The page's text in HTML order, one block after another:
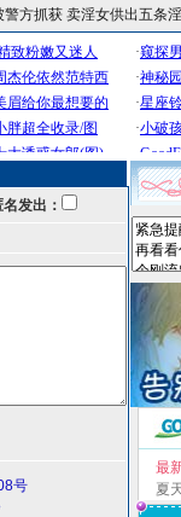
方抓获 卖淫女供出五条
名发出：
号
最
夏